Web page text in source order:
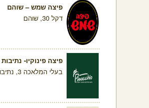
פיצה שמש – שוהם
דקל 30, שוהם
פיצה פינוקיו- נתיבות
בעלי המלאכה 3, נתיבות